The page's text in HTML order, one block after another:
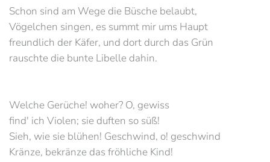
Schon sind am Wege die Büsche belaubt,
Vögelchen singen, es summt mir ums Haupt
freundlich der Käfer, und dort durch das Grün
rauschte die bunte Libelle dahin.
Welche Gerüche! woher? O, gewiss
find' ich Violen; sie duften so süß!
Sieh, wie sie blühen! Geschwind, o! geschwind
Kränze, bekränze das fröhliche Kind!